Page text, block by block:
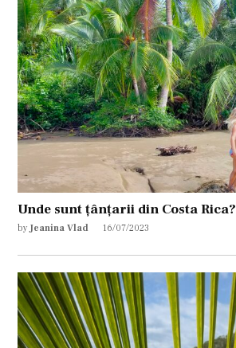
Unde sunt țânțarii din Costa Rica?
by Jeanina Vlad 16/07/2023